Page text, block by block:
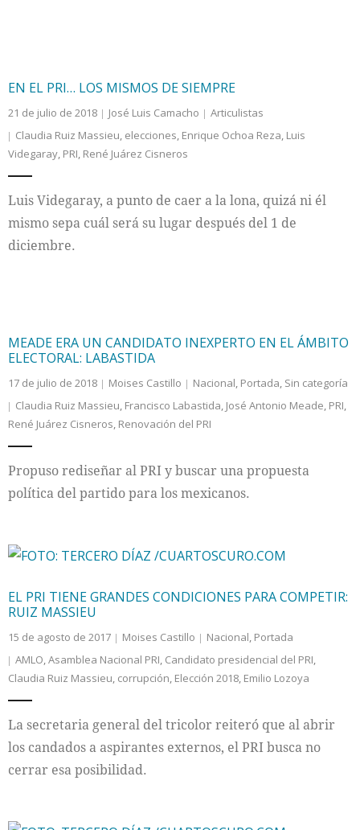
EN EL PRI… LOS MISMOS DE SIEMPRE
21 de julio de 2018 José Luis Camacho
Articulistas
Claudia Ruiz Massieu, elecciones, Enrique Ochoa Reza, Luis
Videgaray, PRI, René Juárez Cisneros
Luis Videgaray, a punto de caer a la lona, quizá ni él
mismo sepa cuál será su lugar después del 1 de
diciembre.
MEADE ERA UN CANDIDATO INEXPERTO EN EL ÁMBITO
ELECTORAL: LABASTIDA
17 de julio de 2018 Moises Castillo Nacional, Portada, Sin categoría
Claudia Ruiz Massieu, Francisco Labastida, José Antonio Meade, PRI,
René Juárez Cisneros, Renovación del PRI
Propuso rediseñar al PRI y buscar una propuesta
política del partido para los mexicanos.
EL PRI TIENE GRANDES CONDICIONES PARA COMPETIR:
RUIZ MASSIEU
15 de agosto de 2017 Moises Castillo Nacional, Portada
AMLO,Asamblea Nacional PRI, Candidato presidencial del PRI,
Claudia Ruiz Massieu, corrupción, Elección 2018, Emilio Lozoya
La secretaria general del tricolor reiteró que al abrir
los candados a aspirantes externos, el PRI busca no
cerrar esa posibilidad.